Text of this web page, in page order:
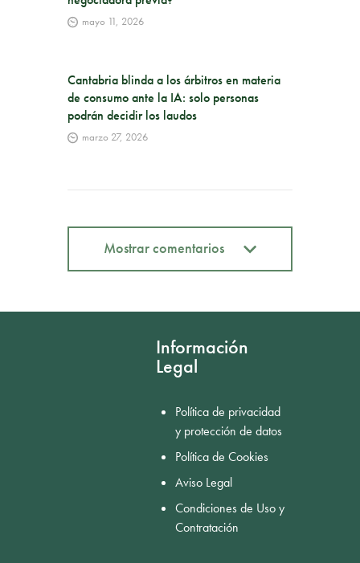
mayo 11, 2026
Cantabria blinda a los árbitros en materia
de consumo ante la IA: solo personas
podrán decidir los laudos
marzo 27, 2026
Mostrar comentarios
Información
Legal
Política de privacidad
y protección de datos
Política de Cookies
Aviso Legal
Condiciones de Uso y
Contratación